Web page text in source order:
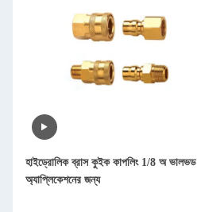
হাইড্রোলিক ব্রাস কুইক কাপলিং 1/8 অ ভালভড
অ্যাপ্লিকেশনের জন্য